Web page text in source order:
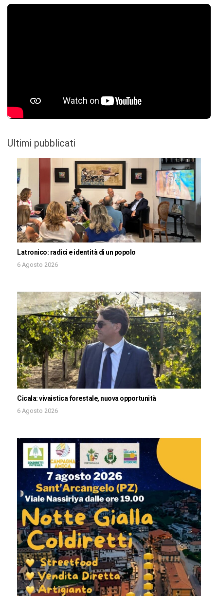
Ultimi pubblicati
Latronico: radici e identità di un popolo
6 Agosto 2026
Cicala: vivaistica forestale, nuova opportunità
6 Agosto 2026